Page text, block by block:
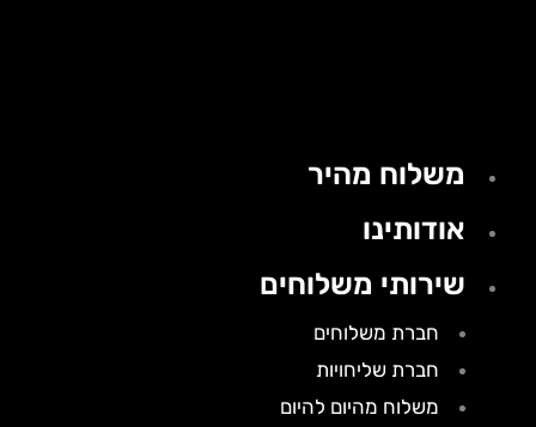
משלוח מהיר
אודותינו
שירותי משלוחים
חברת משלוחים
חברת שליחויות
משלוח מהיום להיום